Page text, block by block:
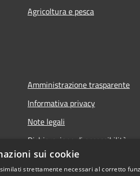
Agricoltura e pesca
Amministrazione trasparente
Informativa privacy
Note legali
Dichiarazione di accessibilità
sui cookie
strettamente necessari al corretto